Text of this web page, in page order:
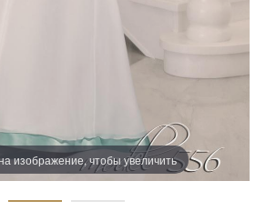
изображение, чтобы увеличить